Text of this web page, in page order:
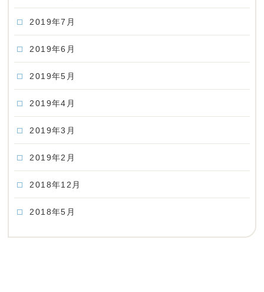
2019年7月
2019年6月
2019年5月
2019年4月
2019年3月
2019年2月
2018年12月
2018年5月